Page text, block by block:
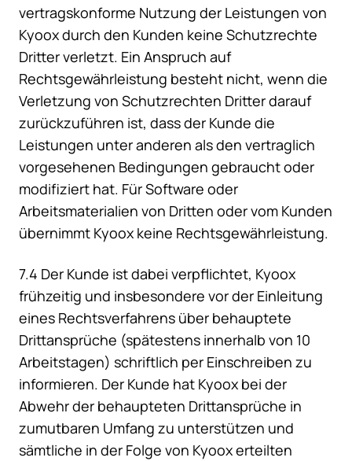
vertragskonforme Nutzung der Leistungen von
Kyoox durch den Kunden keine Schutzrechte
Dritter verletzt. Ein Anspruch auf
Rechtsgewährleistung besteht nicht, wenn die
Verletzung von Schutzrechten Dritter darauf
zurückzuführen ist, dass der Kunde die
Leistungen unter anderen als den vertraglich
vorgesehenen Bedingungen gebraucht oder
modifiziert hat. Für Software oder
Arbeitsmaterialien von Dritten oder vom Kunden
übernimmt Kyoox keine Rechtsgewährleistung.
7.4 Der Kunde ist dabei verpflichtet, Kyoox
frühzeitig und insbesondere vor der Einleitung
eines Rechtsverfahrens über behauptete
Drittansprüche (spätestens innerhalb von 10
Arbeitstagen) schriftlich per Einschreiben zu
informieren. Der Kunde hat Kyoox bei der
Abwehr der behaupteten Drittansprüche in
zumutbaren Umfang zu unterstützen und
sämtliche in der Folge von Kyoox erteilten